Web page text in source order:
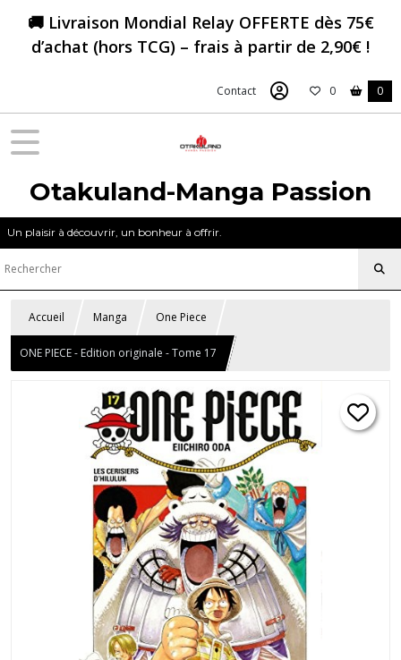
🚚 Livraison Mondial Relay OFFERTE dès 75€
d’achat (hors TCG) – frais à partir de 2,90€ !
Contact 0 0
Otakuland-Manga Passion
Un plaisir à découvrir, un bonheur à offrir.
Accueil Manga One Piece
ONE PIECE - Edition originale - Tome 17